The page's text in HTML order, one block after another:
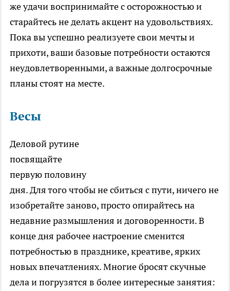
же удачи воспринимайте с осторожностью и
старайтесь не делать акцент на удовольствиях.
Пока вы успешно реализуете свои мечты и
прихоти, ваши базовые потребности остаются
неудовлетворенными, а важные долгосрочные
планы стоят на месте.
Весы
Деловой рутине
посвящайте
первую половину
дня. Для того чтобы не сбиться с пути, ничего не
изобретайте заново, просто опирайтесь на
недавние размышления и договоренности. В
конце дня рабочее настроение сменится
потребностью в празднике, креативе, ярких
новых впечатлениях. Многие бросят скучные
дела и погрузятся в более интересные занятия: